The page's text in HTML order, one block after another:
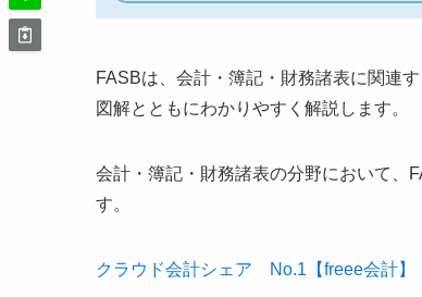
FASBは、会計・簿記・財務諸表に関連
図解とともにわかりやすく解説します。
会計・簿記・財務諸表の分野において、
す。
クラウド会計シェア No.1【freee会計】